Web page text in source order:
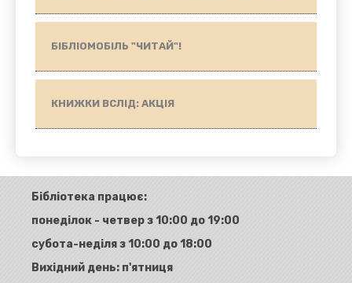
БІБЛІОМОБІЛЬ "ЧИТАЙ"!
КНИЖКИ ВСЛІД: АКЦІЯ
Бібліотека працює:
понеділок - четвер з 10:00 до 19:00
субота-неділя з 10:00 до 18:00
Вихідний день: п'ятниця